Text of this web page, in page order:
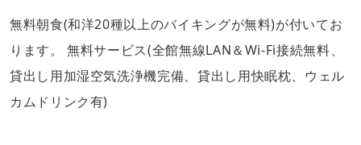
無料朝食(和洋20種以上のバイキングが無料)が付いてお
ります。 無料サービス(全館無線LAN＆Wi-Fi接続無料、
貸出し用加湿空気洗浄機完備、貸出し用快眠枕、ウェル
カムドリンク有)